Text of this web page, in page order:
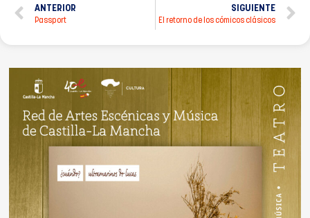
ANTERIOR
Passport
SIGUIENTE
El retorno de los cómicos clásicos